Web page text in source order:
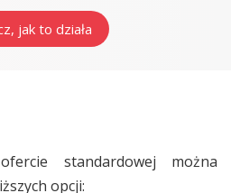
jak to działa
standardowej można
opcji: